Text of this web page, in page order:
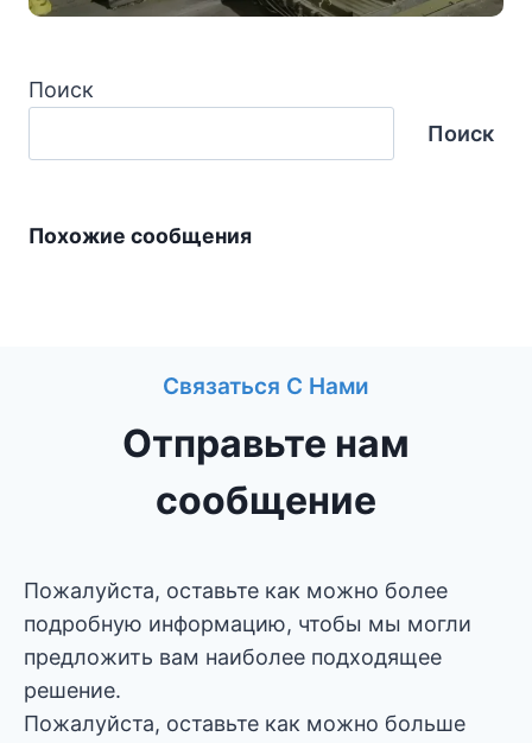
Поиск
Поиск
Похожие сообщения
Связаться С Нами
Отправьте нам
сообщение
Пожалуйста, оставьте как можно более
подробную информацию, чтобы мы могли
предложить вам наиболее подходящее
решение.
Пожалуйста, оставьте как можно больше